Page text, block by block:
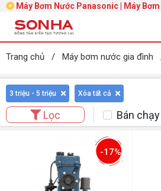
Máy Bơm Nước Panasonic | Máy
Trang chủ / Máy bơm nước gia đình
3 triệu - 5 triệu Xóa tất cả
Lọc Bán chạy
-17%